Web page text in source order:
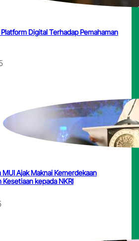
Digital Terhadap Pemahaman
Ajak Maknai Kemerdekaan
kepada NKRI